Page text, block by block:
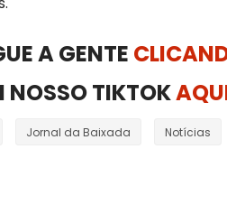
A GENTE
NOSSO TIKTOK
Jornal da Baixada Notícias